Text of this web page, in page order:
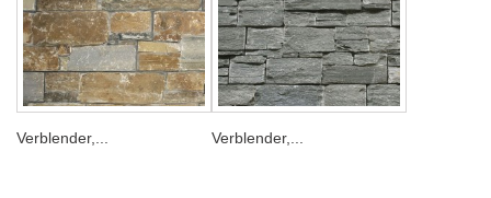
Verblender,... Verblender,...